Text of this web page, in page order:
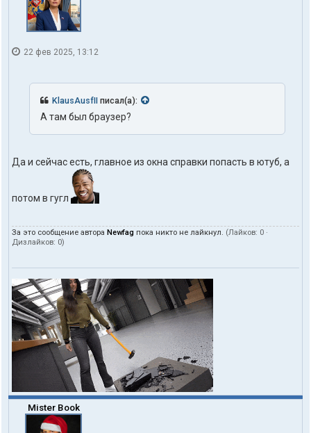
22 фев 2025, 13:12
KlausAusfII писал(а):
А там был браузер?
Да и сейчас есть, главное из окна справки попасть в ютуб, а
потом в гугл
За это сообщение автора Newfag пока никто не лайкнул. (Лайков: 0 ·
Дизлайков: 0)
Mister Book